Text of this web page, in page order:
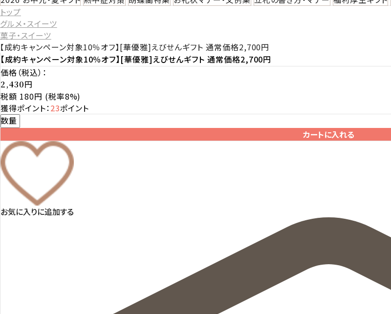
トップ
グルメ・スイーツ
菓子・スイーツ
【成約キャンペーン対象10％オフ】[華優雅]えびせんギフト 通常価格2,700円
【成約キャンペーン対象10％オフ】[華優雅]えびせんギフト 通常価格2,700円
価格（税込）：
2,430円
税額 180円 (税率8%)
獲得ポイント：23ポイント
数量
カートに入れる
お気に入りに追加する